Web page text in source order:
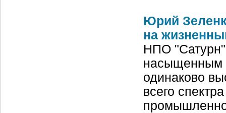
Юрий
на
НПО
насыщенным
одинаково
всего